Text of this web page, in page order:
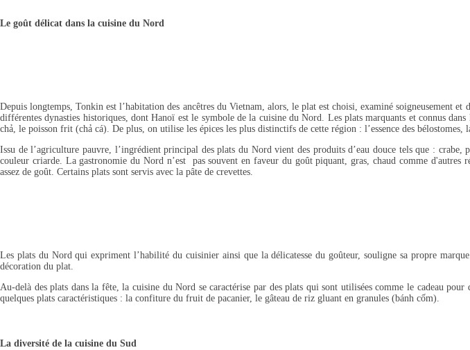
Le goût délicat dans la cuisine du Nord
Depuis longtemps, Tonkin est l’habitation des ancêtres du Vietnam, alors, le plat est choisi, examiné soigneusement
différentes dynasties historiques, dont Hanoï est le symbole de la cuisine du Nord. Les plats marquants et connus
chả, le poisson frit (chả cá). De plus, on utilise les épices les plus distinctifs de cette région : l’essence des bélostomes,
Issu de l’agriculture pauvre, l’ingrédient principal des plats du Nord vient des produits d’eau douce tels que :
couleur criarde. La gastronomie du Nord n’est pas souvent en faveur du goût piquant, gras, chaud comme
assez de goût. Certains plats sont servis avec la pâte de crevettes.
Les plats du Nord qui expriment l’habilité du cuisinier ainsi que la délicatesse du goûteur, souligne sa propre
décoration du plat.
Au-delà des plats dans la fête, la cuisine du Nord se caractérise par des plats qui sont utilisées comme le cadeau
quelques plats caractéristiques : la confiture du fruit de pacanier, le gâteau de riz gluant en granules (bánh cốm).
La diversité de la cuisine du Sud